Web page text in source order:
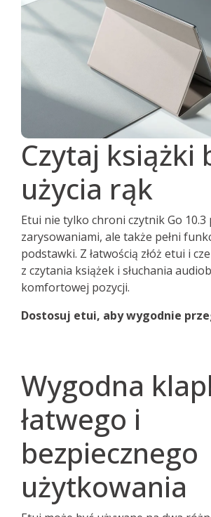
Czytaj książki
użycia rąk
Etui nie tylko chroni czytnik Go 10.3
zarysowaniami, ale także pełni
podstawki. Z łatwością złóż etui i
z czytania książek i słuchania
komfortowej pozycji.
Dostosuj etui, aby wygodnie
Wygodna
łatwego i
bezpiecznego
użytkowania